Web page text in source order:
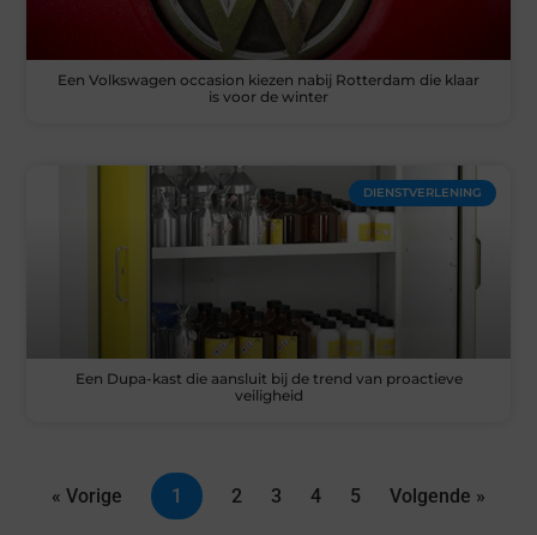
Een Volkswagen occasion kiezen nabij Rotterdam die klaar
is voor de winter
DIENSTVERLENING
Een Dupa-kast die aansluit bij de trend van proactieve
veiligheid
« Vorige 1 2 3 4 5 Volgende »